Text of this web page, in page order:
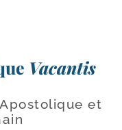
Vacantis
et